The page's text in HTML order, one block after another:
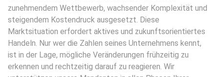
zunehmendem Wettbewerb, wachsender Komplexität und
steigendem Kostendruck ausgesetzt. Diese
Marktsituation erfordert aktives und zukunftsorientiertes
Handeln. Nur wer die Zahlen seines Unternehmens kennt,
ist in der Lage, mögliche Veränderungen frühzeitig zu
erkennen und rechtzeitig darauf zu reagieren. Wir